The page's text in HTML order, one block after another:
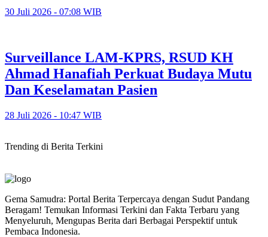
30 Juli 2026 - 07:08 WIB
Surveillance LAM-KPRS, RSUD KH
Ahmad Hanafiah Perkuat Budaya Mutu
Dan Keselamatan Pasien
28 Juli 2026 - 10:47 WIB
Trending di Berita Terkini
Gema Samudra: Portal Berita Terpercaya dengan Sudut Pandang
Beragam! Temukan Informasi Terkini dan Fakta Terbaru yang
Menyeluruh, Mengupas Berita dari Berbagai Perspektif untuk
Pembaca Indonesia.